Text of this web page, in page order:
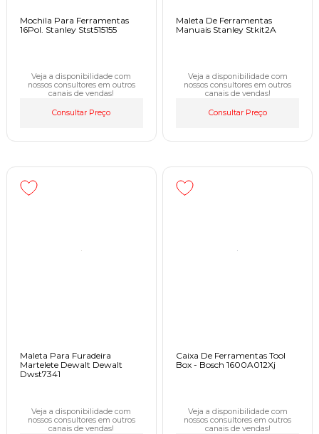
Mochila Para Ferramentas
16Pol. Stanley Stst515155
Veja a disponibilidade com
nossos consultores em outros
canais de vendas!
Consultar Preço
Maleta De Ferramentas
Manuais Stanley Stkit2A
Veja a disponibilidade com
nossos consultores em outros
canais de vendas!
Consultar Preço
Maleta Para Furadeira
Martelete Dewalt Dewalt
Dwst7341
Veja a disponibilidade com
nossos consultores em outros
canais de vendas!
Caixa De Ferramentas Tool
Box - Bosch 1600A012Xj
Veja a disponibilidade com
nossos consultores em outros
canais de vendas!